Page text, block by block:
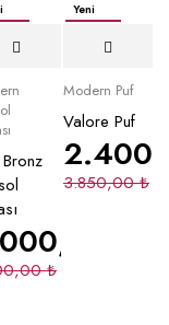
₺
Yeni
Modern Puf
Valore Puf
3.850,00₺